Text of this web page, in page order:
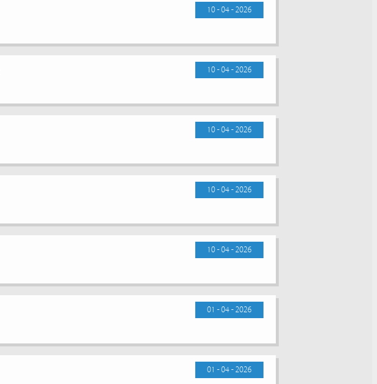
10 - 04 - 2026
10 - 04 - 2026
10 - 04 - 2026
10 - 04 - 2026
10 - 04 - 2026
01 - 04 - 2026
01 - 04 - 2026